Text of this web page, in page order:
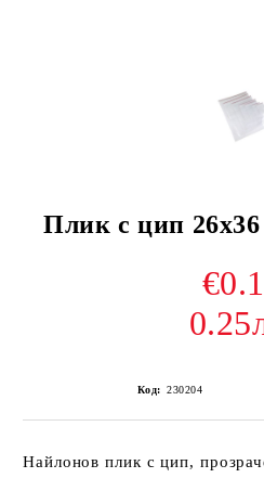
Плик с цип
Код: 230204
Найлонов плик с цип,